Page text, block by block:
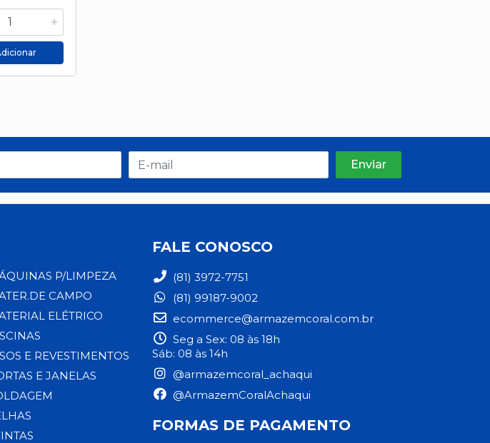
P/LIMPEZA
CAMPO
ELÉTRICO
E REVESTIMENTOS
E JANELAS
FALE CONOSCO
(81) 3972-7751
(81) 99187-9002
ecommerce@armazemcoral.com.br
Seg a Sex: 08 às 18h
Sáb: 08 às 14h
@armazemcoral_achaqui
@ArmazemCoralAchaqui
FORMAS DE PAGAMENTO